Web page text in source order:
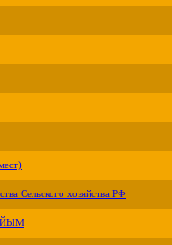
Сельского хозяйства РФ